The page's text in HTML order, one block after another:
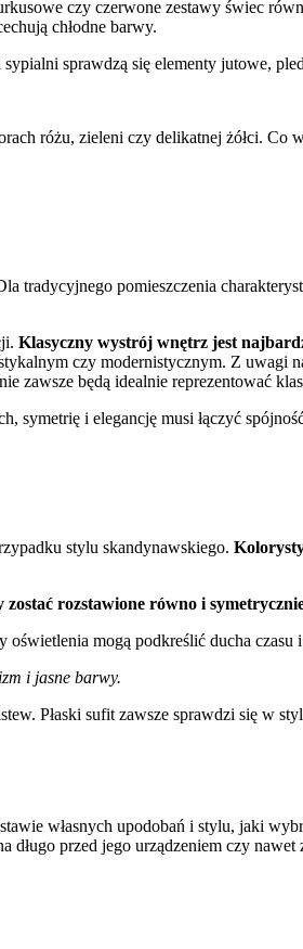
czy czerwone zestawy świec
chłodne barwy.
sypialni sprawdzą się elementy jutowe,
różu, zieleni czy delikatnej żółci. Co
pomieszczenia
Klasyczny wystrój wnętrz jest
czy modernistycznym. Z uwagi
zawsze będą idealnie reprezentować
symetrię i elegancję musi łączyć
stylu skandynawskiego.
rozstawione równo i
mogą podkreślić ducha
i jasne barwy.
Płaski sufit zawsze sprawdzi się w
własnych upodobań i stylu, jaki
przed jego urządzeniem czy